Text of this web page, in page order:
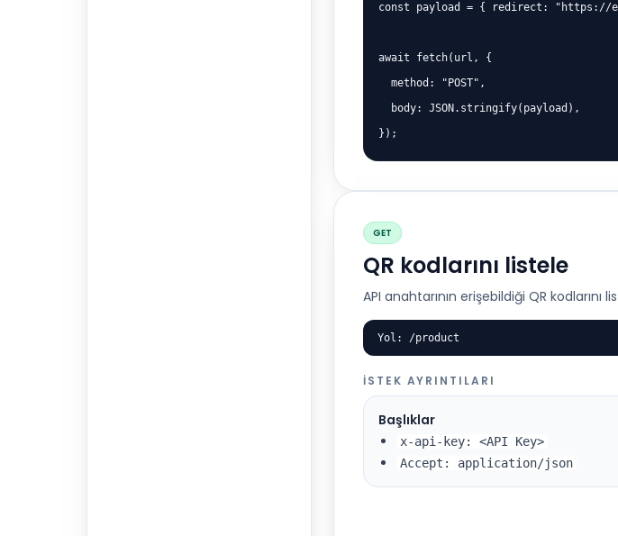
const payload = { redirect: "https://
await fetch(url, {
  method: "POST",
  body: JSON.stringify(payload),
});
GET
QR kodlarını listele
API anahtarının erişebildiği QR kodlarını
Yol: /product
İSTEK AYRINTILARI
Başlıklar
x-api-key: <API Key>
Accept: application/json